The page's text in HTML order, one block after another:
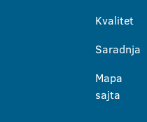
Kvalitet
Saradnja
Mapa
sajta